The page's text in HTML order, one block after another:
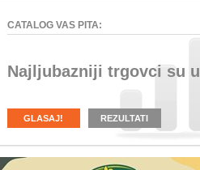
CATALOG VAS PITA:
Najljubazniji trgovci su u
GLASAJ! REZULTATI